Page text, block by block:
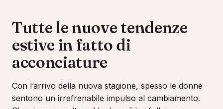
Tutte le nuove tendenze
estive in fatto di
acconciature
Con l’arrivo della nuova stagione, spesso le donne
sentono un irrefrenabile impulso al cambiamento.